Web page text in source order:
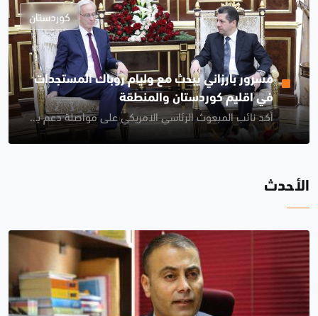
كوردستان
مسرور بارزاني يبحث مع وليام روباك المستجدات
في اقليم كوردستان والمنطقة
أكد نائب المبعوث الرئاسي الامريكي على مواصلة دعم بلاده لقوات البيشمركة واستمرار التنسيق بين الجانبين
الأحدث